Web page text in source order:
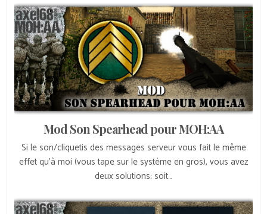
Mod Son Spearhead pour MOH:AA
Si le son/cliquetis des messages serveur vous fait le même
effet qu’à moi (vous tape sur le système en gros), vous avez
deux solutions: soit…